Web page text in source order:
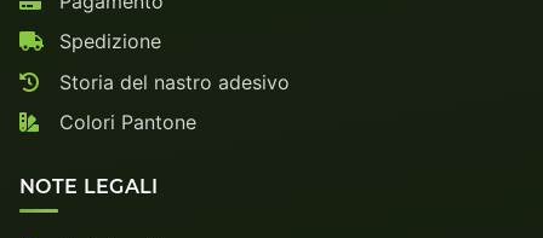
Spedizione
Storia del nastro adesivo
Colori Pantone
NOTE LEGALI